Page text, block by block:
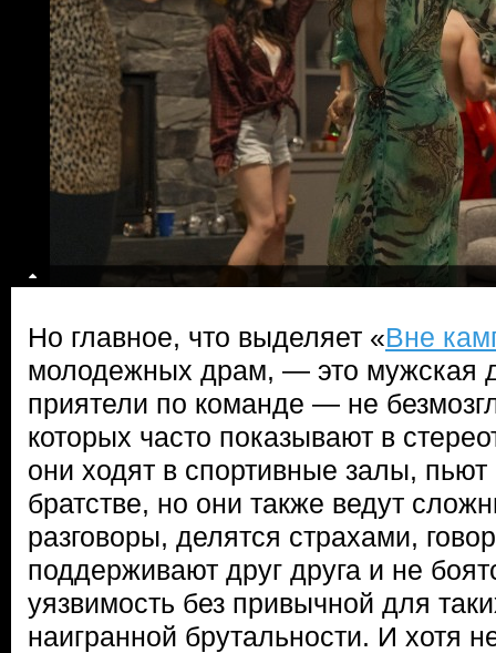
Но главное, что выделяет «Вне
молодежных драм, — это мужская
приятели по команде — не
которых часто показывают в
они ходят в спортивные залы, пьют
братстве, но они также ведут
разговоры, делятся страхами,
поддерживают друг друга и не
уязвимость без привычной для
наигранной брутальности. И хотя